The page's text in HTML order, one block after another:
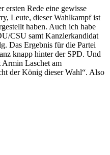
ersten Rede eine gewisse
Leute, dieser Wahlkampf ist
haben. Auch ich habe
CSU samt Kanzlerkandidat
Das Ergebnis für die Partei
knapp hinter der SPD. Und
Armin Laschet am
der König dieser Wahl“. Also